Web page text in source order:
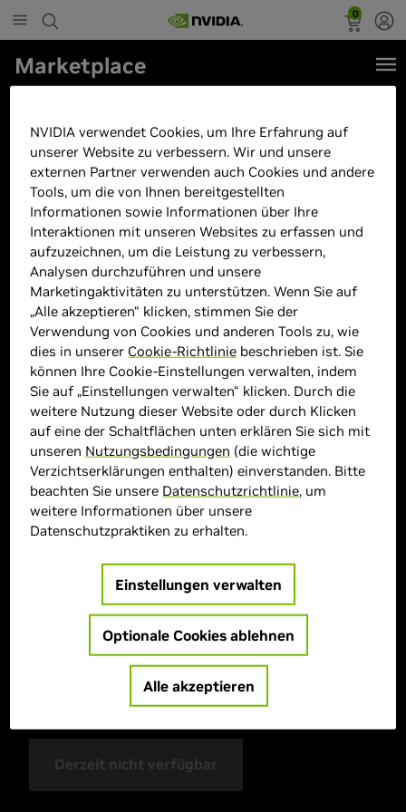
0
Marketplace
7450 Ryzen 7 9700X WAK
32GB/1TB SSD RTX 5070Ti Win11
GeForce RTX 5070 Ti
AMD Ryzen 7 9700X
> Speichergröße :
32 GB DDR
> Speicher : 1 TB SSD
> Betriebssystem : Windows 11
PCK07450
Derzeit nicht verfügbar
NVIDIA verwendet Cookies, um Ihre Erfahrung auf
unserer Website zu verbessern. Wir und unsere
externen Partner verwenden auch Cookies und andere
Tools, um die von Ihnen bereitgestellten
Informationen sowie Informationen über Ihre
Interaktionen mit unseren Websites zu erfassen und
aufzuzeichnen, um die Leistung zu verbessern,
Analysen durchzuführen und unsere
Marketingaktivitäten zu unterstützen. Wenn Sie auf
„Alle akzeptieren“ klicken, stimmen Sie der
Verwendung von Cookies und anderen Tools zu, wie
dies in unserer Cookie-Richtlinie beschrieben ist. Sie
können Ihre Cookie-Einstellungen verwalten, indem
Sie auf „Einstellungen verwalten“ klicken. Durch die
weitere Nutzung dieser Website oder durch Klicken
auf eine der Schaltflächen unten erklären Sie sich mit
unseren Nutzungsbedingungen (die wichtige
Verzichtserklärungen enthalten) einverstanden. Bitte
beachten Sie unsere Datenschutzrichtlinie, um
weitere Informationen über unsere
Datenschutzpraktiken zu erhalten.
Einstellungen verwalten
Optionale Cookies ablehnen
Alle akzeptieren